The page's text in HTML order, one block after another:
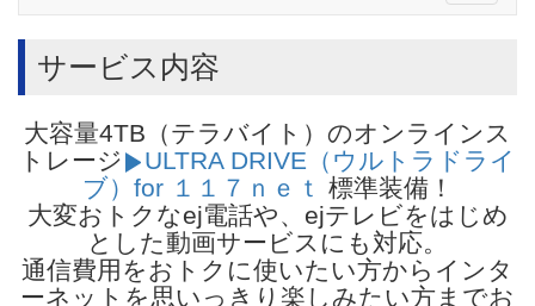
サービス内容
大容量4TB（テラバイト）のオンラインス
トレージ
ULTRA DRIVE（ウルトラドライ
ブ）for １１７ｎｅｔ 標準装備！
大変おトクなej電話や、ejテレビをはじめ
とした動画サービスにも対応。
通信費用をおトクに使いたい方からインタ
ーネットを思いっきり楽しみたい方までお